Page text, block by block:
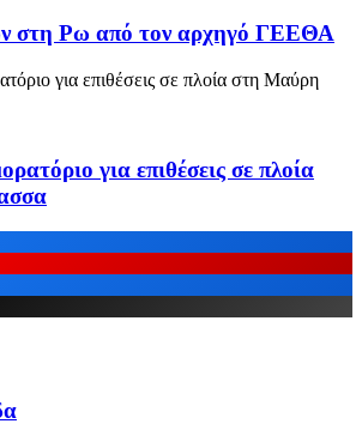
στη Ρω από τον αρχηγό ΓΕΕΘΑ
για επιθέσεις σε πλοία